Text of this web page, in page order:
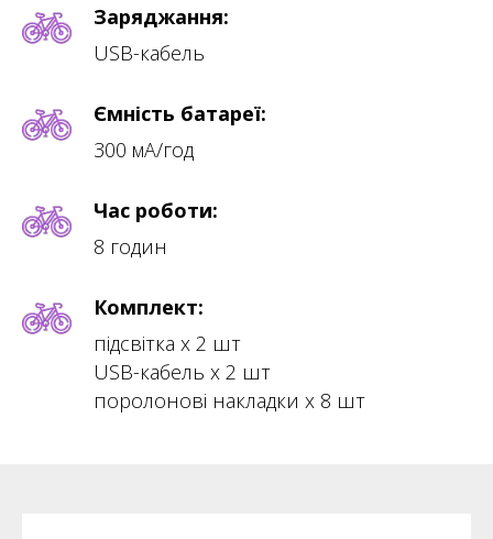
Заряджання:
USB-кабель
Ємність батареї:
300 мА/год
Час роботи:
8 годин
Комплект:
підсвітка х 2 шт
USB-кабель х 2 шт
поролонові накладки х 8 шт